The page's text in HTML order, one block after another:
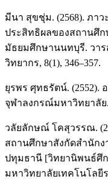
มีนา สุขชุ่ม. (2568). ภา
ประสิทธิผลของสถานศึ
มัธยมศึกษานนทบุรี. วา
วิทยากร, 8(1), 346–357.
ยุรพร ศุทธรัตน์. (2552).
จุฬาลงกรณ์มหาวิทยาลัย.
วลัยลักษณ์ โคสุวรรณ.
สถานศึกษาสังกัดสำนัก
ปทุมธานี [วิทยานิพนธ์ศึ
มหาวิทยาลัยเทคโนโล